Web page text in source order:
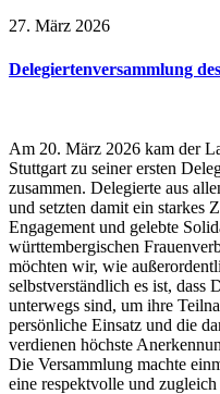
27. März 2026
Delegiertenversammlung
Am 20. März 2026 kam der
Stuttgart zu seiner ersten
zusammen. Delegierte aus
und setzten damit ein starkes
Engagement und gelebte
württembergischen
möchten wir, wie
selbstverständlich es ist, dass
unterwegs sind, um ihre
persönliche Einsatz und die
verdienen höchste
Die Versammlung machte
eine respektvolle und